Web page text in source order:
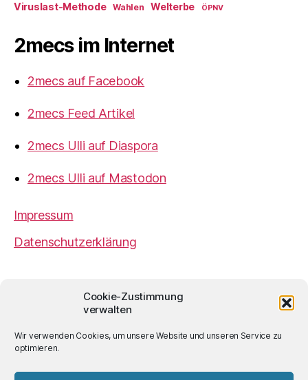
Cookie-Zustimmung
verwalten
Wir verwenden Cookies, um unsere Website und unseren Service zu
optimieren.
Viruslast-Methode Wahlen Welterbe ÖPNV
2mecs im Internet
2mecs auf Facebook
2mecs Feed Artikel
2mecs Ulli auf Diaspora
2mecs Ulli auf Mastodon
Impressum
Datenschutzerklärung
Ulrich Würdemannist sofern nicht
anders angegeben lizenziert unter einer
Creative
Lizenz.